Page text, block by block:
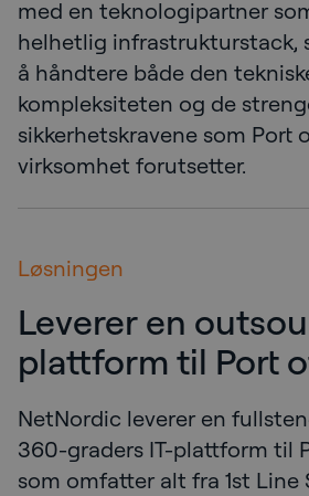
med en teknologipartner
helhetlig infrastrukturstack,
å håndtere både den
kompleksiteten og de
sikkerhetskravene som Port
virksomhet forutsetter.
Løsningen
Leverer en
plattform til Port
NetNordic leverer en
360-graders IT-plattform til
som omfatter alt fra 1st Line